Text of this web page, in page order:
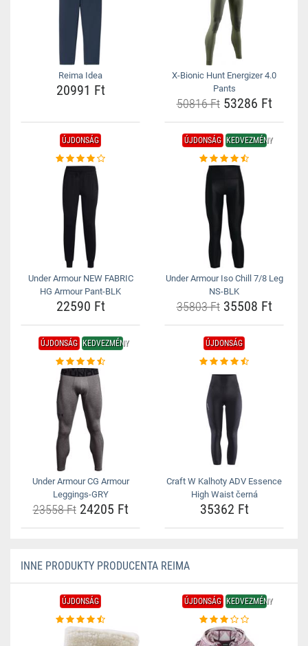
Reima Idea
20991 Ft
X-Bionic Hunt Energizer 4.0
Pants
50816 Ft53286 Ft
ÚJDONSÁG
Under Armour NEW FABRIC
HG Armour Pant-BLK
22590 Ft
ÚJDONSÁG KEDVEZMÉNY
Under Armour Iso Chill 7/8 Leg
NS-BLK
35803 Ft35508 Ft
ÚJDONSÁG KEDVEZMÉNY
Under Armour CG Armour
Leggings-GRY
23558 Ft24205 Ft
ÚJDONSÁG
Craft W Kalhoty ADV Essence
High Waist černá
35362 Ft
INNE PRODUKTY PRODUCENTA REIMA
ÚJDONSÁG ÚJDONSÁG KEDVEZMÉNY